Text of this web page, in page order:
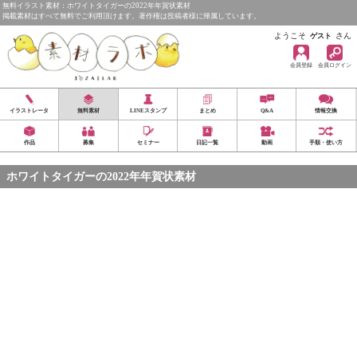
無料イラスト素材：ホワイトタイガーの2022年年賀状素材
掲載素材はすべて無料でご利用頂けます。著作権は投稿者様に帰属しています。
ようこそ ゲスト さん
会員登録 会員ログイン
イラストレータ 無料素材 LINEスタンプ まとめ Q&A 情報交換
作品 募集 セミナー 日記一覧 動画 手順・使い方
ホワイトタイガーの2022年年賀状素材